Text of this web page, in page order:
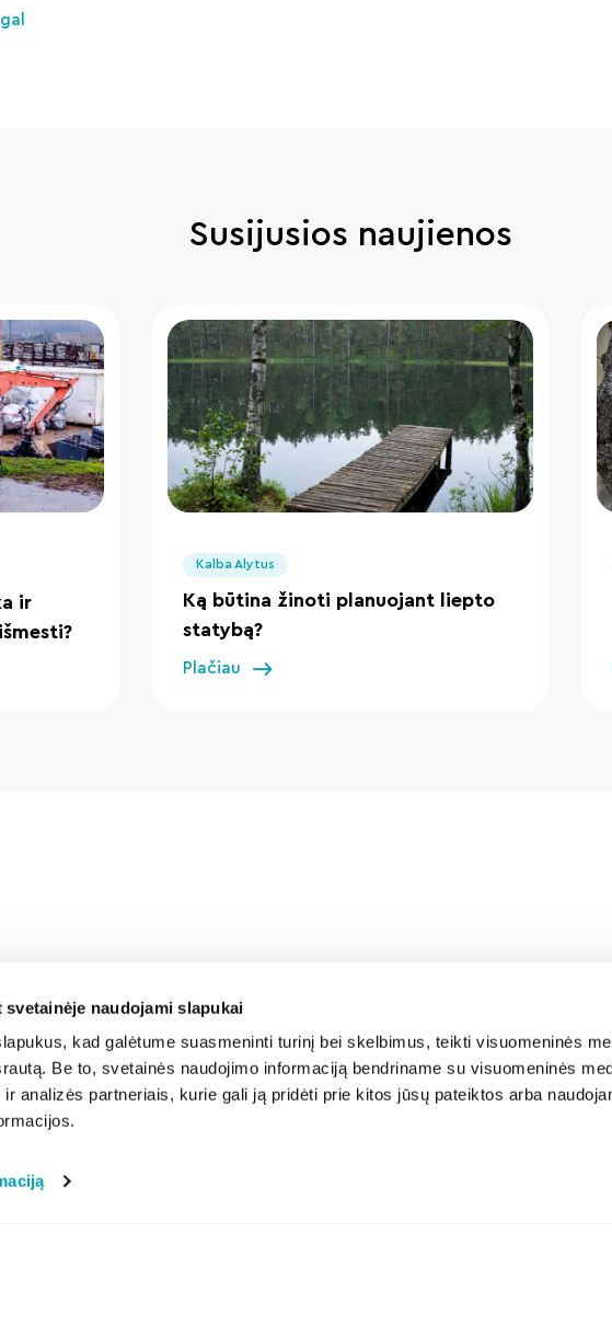
svetainėje naudojami slapukai
kad galėtume suasmeninti turinį bei skelbimus, teikti visuomeninės
Be to, svetainės naudojimo informaciją bendriname su visuomeninės
analizės partneriais, kurie gali ją pridėti prie kitos jūsų pateiktos arba
Susijusios naujienos
ir
Kalba Alytus
Ką būtina žinoti planuojant liepto
statybą?
Plačiau